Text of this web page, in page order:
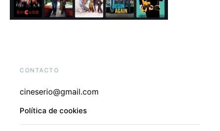
CONTACTO
cineserio@gmail.com
Política de cookies